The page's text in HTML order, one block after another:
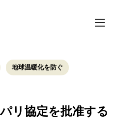
toggle
地球温暖化を防ぐ
リ協定を批准する